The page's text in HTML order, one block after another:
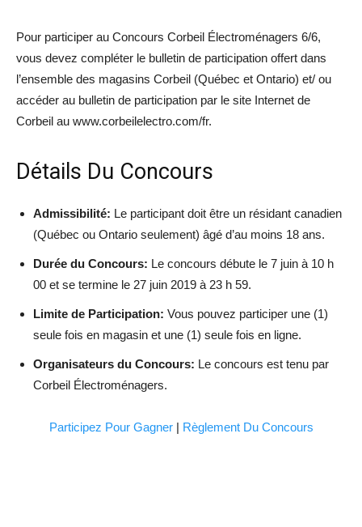
Pour participer au Concours Corbeil Électroménagers 6/6,
vous devez compléter le bulletin de participation offert dans
l’ensemble des magasins Corbeil (Québec et Ontario) et/ ou
accéder au bulletin de participation par le site Internet de
Corbeil au www.corbeilelectro.com/fr.
Détails Du Concours
Admissibilité: Le participant doit être un résidant canadien
(Québec ou Ontario seulement) âgé d’au moins 18 ans.
Durée du Concours: Le concours débute le 7 juin à 10 h
00 et se termine le 27 juin 2019 à 23 h 59.
Limite de Participation: Vous pouvez participer une (1)
seule fois en magasin et une (1) seule fois en ligne.
Organisateurs du Concours: Le concours est tenu par
Corbeil Électroménagers.
Participez Pour Gagner| Règlement Du Concours